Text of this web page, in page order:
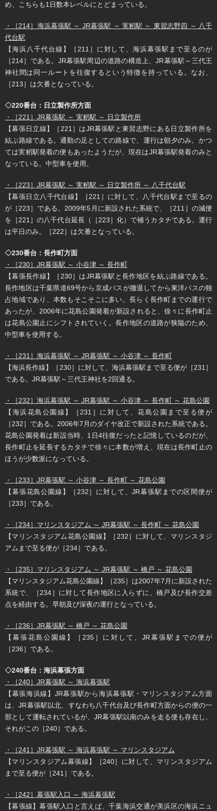
め、こちらも1日数本レベルにとどまっている。
・［214］海浜幕張駅 ～ JR幕張駅 ～ 実籾駅 ～ 東習志野四 ～ 八千
代台駅
【海浜八千代台線】［211］に対して、海浜幕張駅まで至るのが
［214］である。JR幕張駅周辺の道路の構造上、JR幕張駅～三代王
神社間は同一ルートを往復するという特徴を持っている。なお、
［213］は欠番となっている。
◇220番台：日立製作所方面
・［221］JR幕張駅 ～ 実籾駅 ～ 日立製作所
【幕張日立線】［221］はJR幕張駅と東習志野にある日立製作所を
結ぶ路線である。通勤の足としての路線で、運行は朝夕のみ。かつ
ては実籾駅発着の便もあったようだが、現在はJR幕張駅発着のみと
なっている。中型車を使用。
・［223］JR幕張駅 ～ 実籾駅 ～ 日立製作所 ～ 八千代台駅
【幕張日立八千代台線】［221］に対して、八千代台駅まで至るの
が［223］である。2009年5月に新設された系統で、［211］の減便
を［221］の八千代台延長（［223］化）で補うカタチである。運行
は平日のみ。［222］は欠番となっている。
◇230番台：長作町方面
・［230］JR幕張駅 ～ 小谷津 ～ 長作町
【幕張長作線】［230］はJR幕張駅と長作地区を結ぶ路線である。
長作地区は千葉県道69号から京成バスが撤退してから東洋バスの独
占地域であり、本数もそこそこに多い。長らく長作町までの運行で
あったが、2006年に花島公園発着が新設されると、徐々に長作町止
は花島公園止にシフトされていく。長作地区の道路が狭隘のため、
中型車を使用する。
・［231］海浜幕張駅 ～ JR幕張駅 ～ 小谷津 ～ 長作町
【海浜長作線】［230］に対して、海浜幕張駅まで至る便が［231］
である。JR幕張駅～三代王神社を2回通る。
・［232］海浜幕張駅 ～ JR幕張駅 ～ 小谷津 ～ 長作町 ～ 花島公園
【海浜花島公園線】［231］に対して、花島公園まで至る便が
［232］である。2006年7月のダイヤ改正で新設された系統である。
花島公園発着は新設当時、1日4往復だったと記憶しているのだが、
長作町止を延長するカタチで徐々に本数が増え、現在は長作町止の
ほうが少数派になっている。
・［233］JR幕張駅 ～ 小谷津 ～ 長作町 ～ 花島公園
【幕張花島公園線】［232］に対して、JR幕張駅までの区間便が
［233］である。
・［234］マリンスタジアム ～ JR幕張駅 ～ 長作町 ～ 花島公園
【マリンスタジアム花島公園線】［232］に対して、マリンスタジ
アムまで至る便が［234］である。
・［235］マリンスタジアム ～ JR幕張駅 ～ 橋戸 ～ 花島公園
【マリンスタジアム花島公園線】［235］は2007年7月に新設された
系統で、［234］に対して長作地区に入らずに、橋戸及び長作交差
点を経由する。早朝及び深夜の運行となっている。
・［236］JR幕張駅 ～ 橋戸 ～ 花島公園
【幕張花島公園線】［235］に対して、JR幕張駅までの便が
［236］である。
◇240番台：海浜幕張方面
・［240］JR幕張駅 ～ 海浜幕張駅
【幕張海浜線】JR幕張駅から海浜幕張駅・マリンスタジアム方面
は、JR幕張駅以北、すなわち八千代台及び長作町方面からの便の一
部として運転されているが、JR幕張駅以南のみを走る便も存在し、
それがこの［240］である。
・［241］JR幕張駅 ～ 海浜幕張駅 ～ マリンスタジアム
【マリンスタジアム幕張線】［240］に対して、マリンスタジアム
まで至る便が［241］である。
・［242］幕張駅入口 ～ 海浜幕張駅
【幕張線】幕張駅入口と言えば、千葉海浜交通が美浜区の海浜ニュ